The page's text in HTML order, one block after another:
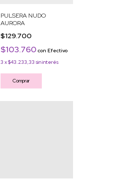
PULSERA NUDO
AURORA
$129.700
$103.760 con Efectivo
3 x$43.233,33 sin interés
Comprar